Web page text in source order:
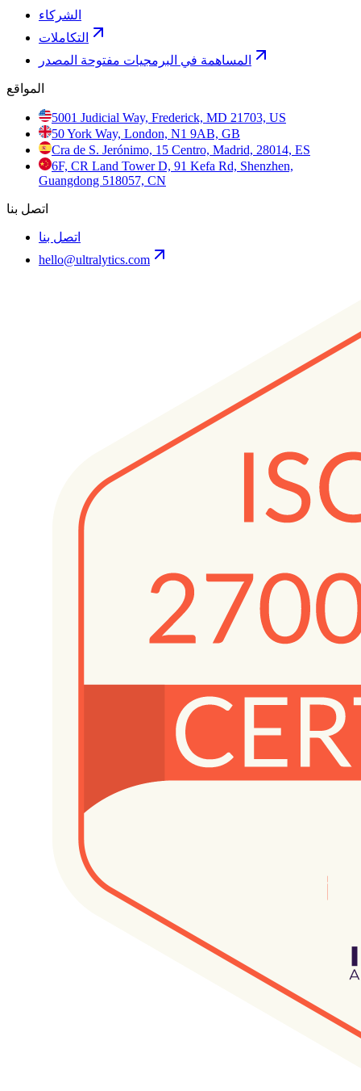
الشركاء
التكاملات
المساهمة في البرمجيات مفتوحة المصدر
المواقع
5001 Judicial Way, Frederick, MD 21703, US
50 York Way, London, N1 9AB, GB
Cra de S. Jerónimo, 15 Centro, Madrid, 28014, ES
6F, CR Land Tower D, 91 Kefa Rd, Shenzhen,
Guangdong 518057, CN
اتصل بنا
اتصل بنا
hello@ultralytics.com